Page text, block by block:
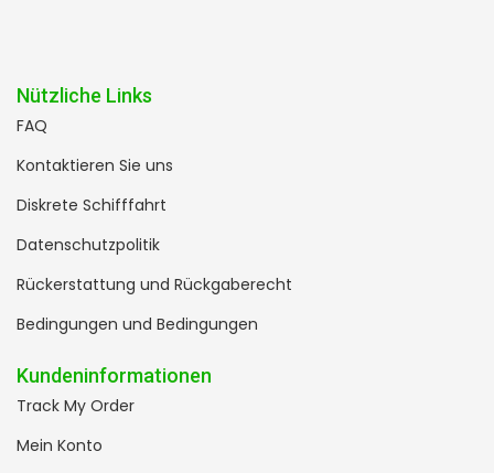
Nützliche Links
FAQ
Kontaktieren Sie uns
Diskrete Schifffahrt
Datenschutzpolitik
Rückerstattung und Rückgaberecht
Bedingungen und Bedingungen
Kundeninformationen
Track My Order
Mein Konto